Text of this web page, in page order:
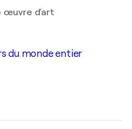
œuvre d'art
du monde entier